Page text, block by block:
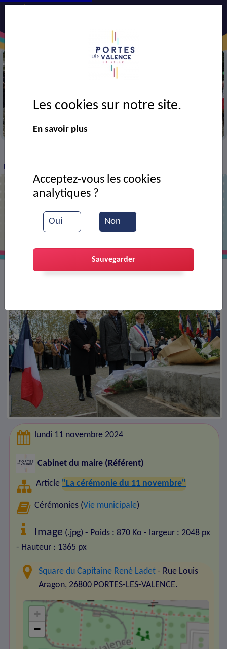
Cérémonie du 11 novembre
Retour sur la cérémonie du 11 novembre
novembre
lundi 11 novembre 2024
Cabinet du maire (Référent)
Article "La cérémonie du 11 novembre"
Cérémonies (Vie municipale)
Image (.jpg) - Poids : 870 Ko - largeur : 2048 px
- Hauteur : 1365 px
Square du Capitaine René Ladet - Rue Louis
Aragon, 26800 PORTES-LES-VALENCE.
+
−
Les cookies sur notre site.
En savoir plus
Oui Non
Acceptez-vous les cookies
analytiques ?
Sauvegarder